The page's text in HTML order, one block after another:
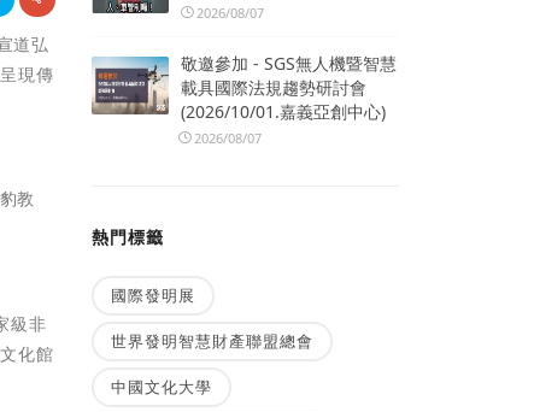
道弘
現傳
教
級非
化館
2026/08/07
敬邀參加 - SGS無人機暨智慧
載具國際法規趨勢研討會
(2026/10/01.嘉義亞創中心)
2026/08/07
熱門標籤
國際發明展
世界發明智慧財產聯盟總會
中國文化大學